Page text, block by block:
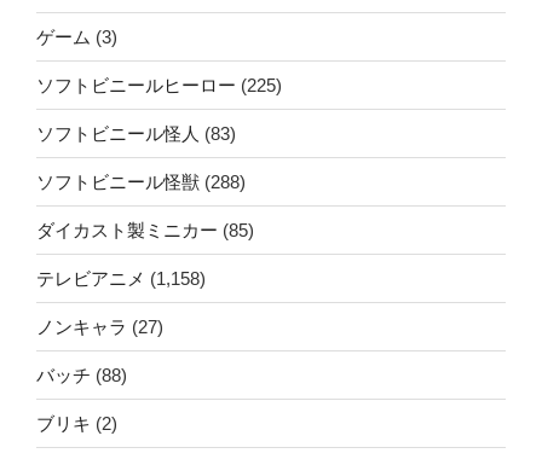
ゲーム (3)
ソフトビニールヒーロー (225)
ソフトビニール怪人 (83)
ソフトビニール怪獣 (288)
ダイカスト製ミニカー (85)
テレビアニメ (1,158)
ノンキャラ (27)
バッチ (88)
ブリキ (2)